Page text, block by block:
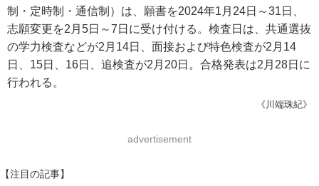
制・定時制・通信制）は、願書を2024年1月24日～31日、
志願変更を2月5日～7日に受け付ける。検査日は、共通選抜
の学力検査などが2月14日、面接および特色検査が2月14
日、15日、16日、追検査が2月20日。合格発表は2月28日に
行われる。
《川端珠紀》
advertisement
【注目の記事】